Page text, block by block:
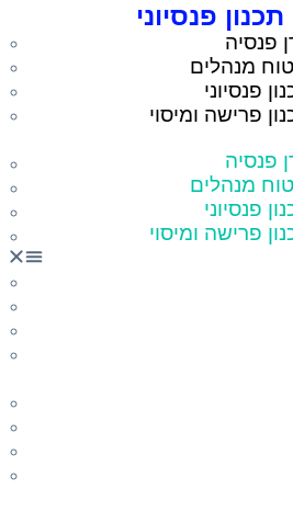
תכנון פנסיוני
פנסיה
מנהלים
פנסיוני
פרישה ומיסוי
פנסיה
מנהלים
פנסיוני
פרישה ומיסוי